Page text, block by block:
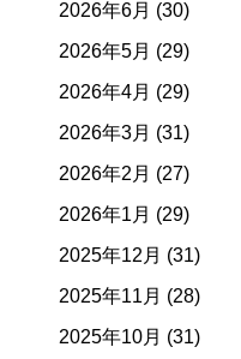
2026年6月 (30)
2026年5月 (29)
2026年4月 (29)
2026年3月 (31)
2026年2月 (27)
2026年1月 (29)
2025年12月 (31)
2025年11月 (28)
2025年10月 (31)